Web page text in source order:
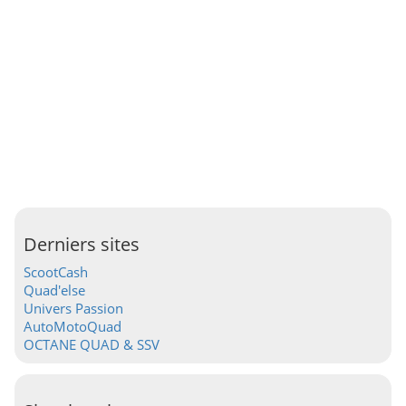
Derniers sites
ScootCash
Quad'else
Univers Passion
AutoMotoQuad
OCTANE QUAD & SSV